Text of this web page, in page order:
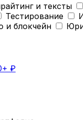
и тексты
Тестирование
и блокчейн
₽